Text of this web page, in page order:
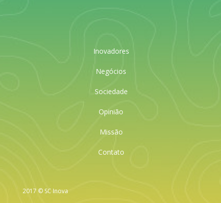
Inovadores
Negócios
Sociedade
Opinião
Missão
Contato
2017 © SC Inova